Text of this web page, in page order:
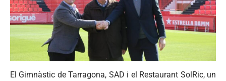
El Gimnàstic de Tarragona, SAD i el Restaurant SolRic, un